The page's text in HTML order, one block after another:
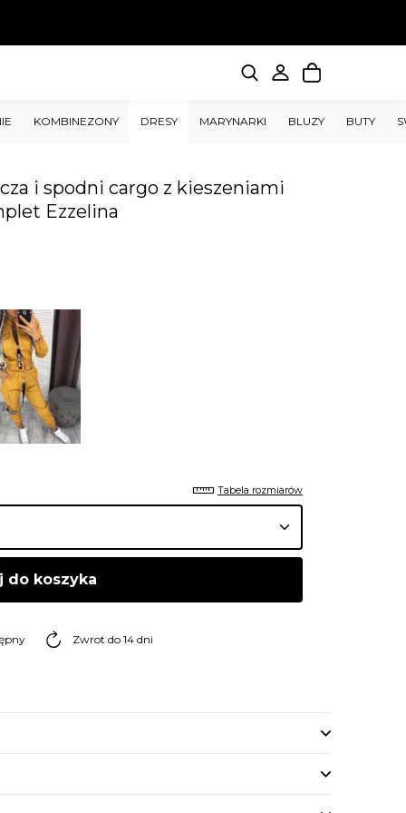
KOMBINEZONY DRESY MARYNARKI BLUZY BUTY
i spodni cargo z kieszeniami
Ezzelina
Tabela rozmiarów
do koszyka
Zwrot do 14 dni